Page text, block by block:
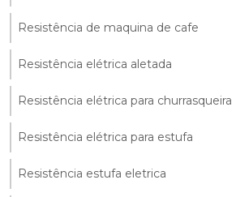
Resistência de maquina de cafe
Resistência elétrica aletada
Resistência elétrica para churrasqueira
Resistência elétrica para estufa
Resistência estufa eletrica